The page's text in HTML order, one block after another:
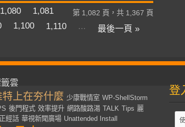
第 1,082 頁，共 1,367 頁
1,080
1,081
1,100 1,110 ... 最後一頁 »
雲
特上在夯什麼 少康戰情室 WP-ShellStorm
後門程式 效率提升 網路酸路湯 TALK Tips 麗
經話 華視新聞廣場 Unattended Install
登